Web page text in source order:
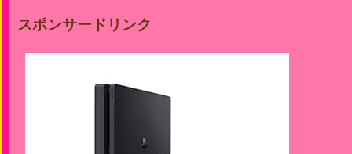
スポンサードリンク